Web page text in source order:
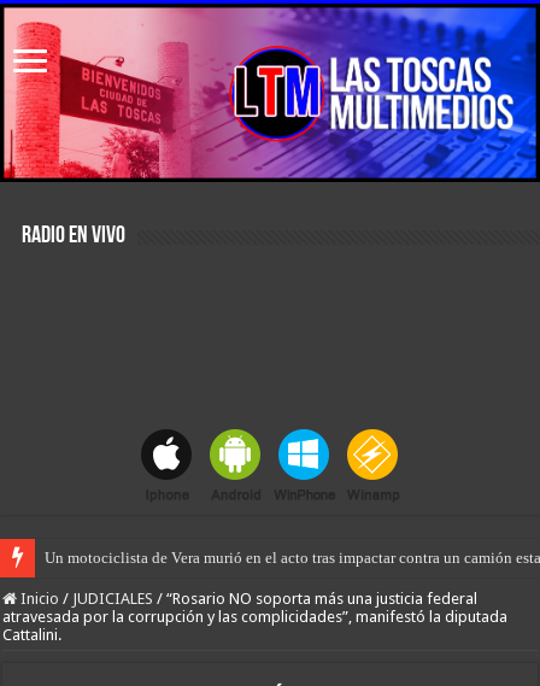
RADIO EN VIVO
Un motociclista de Vera murió en el acto tras impactar contra un camión
“Los Pumas” de San Javier, en una rápida actuación, lograron abortar el
Inicio / JUDICIALES / “Rosario NO soporta más una justicia federal
atravesada por la corrupción y las complicidades”, manifestó la diputada
Cattalini.